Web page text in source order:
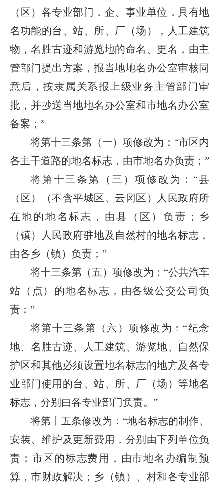
（区）各专业部门，企、事业单位，具有地
名功能的台、站、所、厂（场），人工建筑
物，名胜古迹和游览地的命名、更名，由主
管部门提出方案，报当地地名办公室审核同
意后，按隶属关系报上级业务主管部门审
批，并抄送当地地名办公室和市地名办公室
备案；”
将第十三条第（一）项修改为：“市区内
各主干道路的地名标志，由市地名办负责；”
将第十三条第（三）项修改为：“县
（区）（不含平城区、云冈区）人民政府所
在地的地名标志，由县（区）负责；乡
（镇）人民政府驻地及自然村的地名标志，
由各乡（镇）负责；”
将十三条第（五）项修改为：“公共汽车
站（点）的地名标志，由各级公交公司负
责；”
将第十三条第（六）项修改为：“纪念
地、名胜古迹、人工建筑、游览地、自然保
护区和其他必须设置地名标志的地方及各专
业部门使用的台、站、所、厂（场）等地名
标志，分别由各专业部门负责。”
将第十五条修改为：“地名标志的制作、
安装、维护及更新费用，分别由下列单位负
责：市区的标志费用，由市地名办编制预
算，市财政解决；乡（镇）、村和各专业部